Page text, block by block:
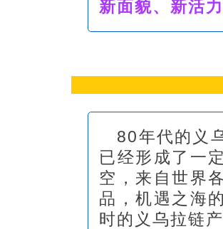
新面貌、新活
80年代的义
已经形成了一
空，来自世界
品，机遇之海
时的义乌拉链